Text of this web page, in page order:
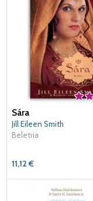
Sára
Jill Eileen Smith
Beletria
11,12 €